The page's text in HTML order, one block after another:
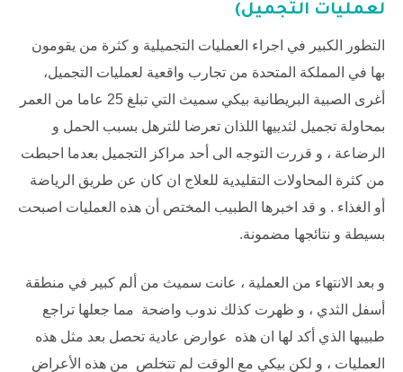
لعمليات التجميل)
التطور الكبير في اجراء العمليات التجميلية و كثرة من يقومون
بها في المملكة المتحدة من تجارب واقعية لعمليات التجميل،
أغرى الصبية البريطانية بيكي سميث التي تبلغ 25 عاما من العمر
بمحاولة تجميل لثدييها اللذان تعرضا للترهل بسبب الحمل و
الرضاعة ، و قررت التوجه الى أحد مراكز التجميل بعدما احبطت
من كثرة المحاولات التقليدية للعلاج ان كان عن طريق الرياضة
أو الغذاء . و قد اخبرها الطبيب المختص أن هذه العمليات اصبحت
بسيطة و نتائجها مضمونة.
و بعد الانتهاء من العملية ، عانت سميث من ألم كبير في منطقة
أسفل الثدي ، و ظهرت كذلك ندوب واضحة مما جعلها تراجع
طبيبها الذي أكد لها ان هذه عوارض عادية تحصل بعد مثل هذه
العمليات ، و لكن بيكي مع الوقت لم تتخلص من هذه الأعراض